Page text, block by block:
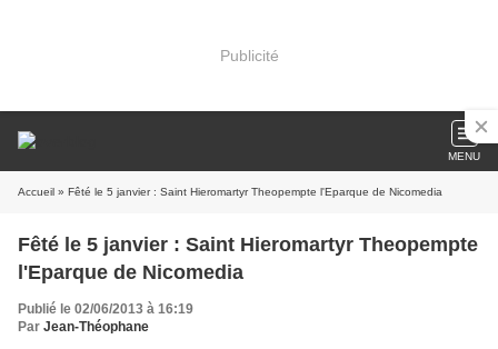
Publicité
MENU
Accueil » Fêté le 5 janvier : Saint Hieromartyr Theopempte l'Eparque de Nicomedia
Fêté le 5 janvier : Saint Hieromartyr Theopempte
l'Eparque de Nicomedia
Publié le 02/06/2013 à 16:19
Par Jean-Théophane